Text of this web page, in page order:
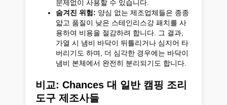
문제없이 사용할 수 있습니다.
숨겨진 위험: 양심 없는 제조업체들은 종종
얇고 품질이 낮은 스테인리스강 패치를 사
용하여 비용을 절감하려 합니다. 그 결과,
가열 시 냄비 바닥이 뒤틀리거나 심지어 타
버리기도 하며, 더 심각한 경우에는 바닥이
냄비 본체에서 완전히 분리되기도 합니다.
비교: Chances 대 일반 캠핑 조리
도구 제조사들